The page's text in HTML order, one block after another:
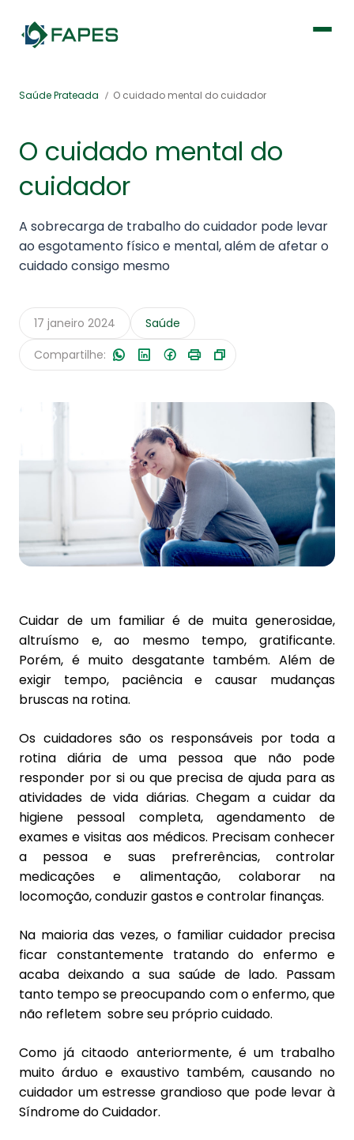
Institucional
Fique por dentro
Previdência
Saúde
Portal de Serviços
Saúde Prateada O cuidado mental do cuidador
O cuidado mental do
cuidador
A sobrecarga de trabalho do cuidador pode levar
ao esgotamento físico e mental, além de afetar o
cuidado consigo mesmo
17 janeiro 2024
Saúde
Compartilhe:
Cuidar de um familiar é de muita generosidae,
altruísmo e, ao mesmo tempo, gratificante.
Porém, é muito desgatante também. Além de
exigir tempo, paciência e causar mudanças
bruscas na rotina.
Os cuidadores são os responsáveis por toda a
rotina diária de uma pessoa que não pode
responder por si ou que precisa de ajuda para as
atividades de vida diárias. Chegam a cuidar da
higiene pessoal completa, agendamento de
exames e visitas aos médicos. Precisam conhecer
a pessoa e suas prefrerências, controlar
medicações e alimentação, colaborar na
locomoção, conduzir gastos e controlar finanças.
Na maioria das vezes, o familiar cuidador precisa
ficar constantemente tratando do enfermo e
acaba deixando a sua saúde de lado. Passam
tanto tempo se preocupando com o enfermo, que
não refletem sobre seu próprio cuidado.
Como já citaodo anteriormente, é um trabalho
muito árduo e exaustivo também, causando no
cuidador um estresse grandioso que pode levar à
Síndrome do Cuidador.